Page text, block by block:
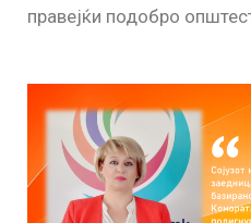
правејќи подобро